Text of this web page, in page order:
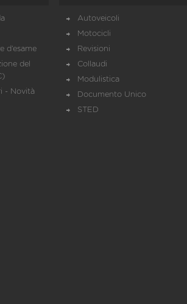
d’esame
del
- Novità
Autoveicoli
Motocicli
Revisioni
Collaudi
Modulistica
Documento Unico
STED